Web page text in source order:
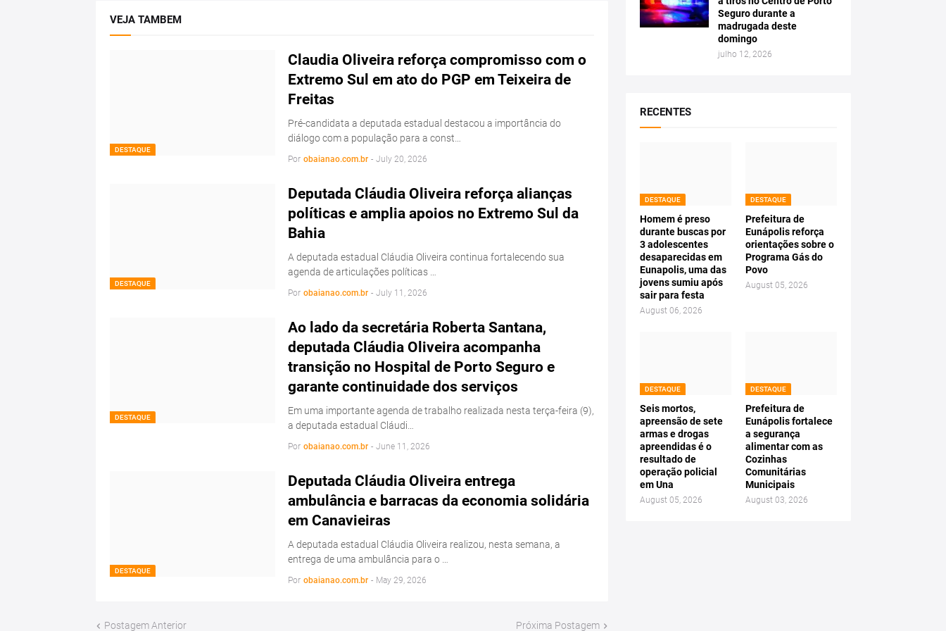
VEJA TAMBEM
DESTAQUE
Claudia Oliveira reforça compromisso com o
Extremo Sul em ato do PGP em Teixeira de
Freitas
Pré-candidata a deputada estadual destacou a importância do
diálogo com a população para a const…
Por obaianao.com.br - July 20, 2026
DESTAQUE
Deputada Cláudia Oliveira reforça alianças
políticas e amplia apoios no Extremo Sul da
Bahia
A deputada estadual Cláudia Oliveira continua fortalecendo sua
agenda de articulações políticas …
Por obaianao.com.br - July 11, 2026
DESTAQUE
Ao lado da secretária Roberta Santana,
deputada Cláudia Oliveira acompanha
transição no Hospital de Porto Seguro e
garante continuidade dos serviços
Em uma importante agenda de trabalho realizada nesta terça-feira (9),
a deputada estadual Cláudi…
Por obaianao.com.br - June 11, 2026
DESTAQUE
Deputada Cláudia Oliveira entrega
ambulância e barracas da economia solidária
em Canavieiras
A deputada estadual Cláudia Oliveira realizou, nesta semana, a
entrega de uma ambulância para o …
Por obaianao.com.br - May 29, 2026
Postagem Anterior Próxima Postagem
Seguro durante a
madrugada deste
domingo
julho 12, 2026
RECENTES
DESTAQUE
Homem é preso
durante buscas por
3 adolescentes
desaparecidas em
Eunapolis, uma das
jovens sumiu após
sair para festa
August 06, 2026
DESTAQUE
Prefeitura de
Eunápolis reforça
orientações sobre o
Programa Gás do
Povo
August 05, 2026
DESTAQUE
Seis mortos,
apreensão de sete
armas e drogas
apreendidas é o
resultado de
operação policial
em Una
August 05, 2026
DESTAQUE
Prefeitura de
Eunápolis fortalece
a segurança
alimentar com as
Cozinhas
Comunitárias
Municipais
August 03, 2026